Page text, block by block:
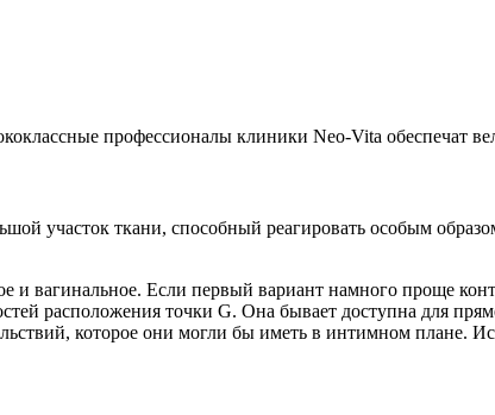
профессионалы клиники Neo-Vita обеспечат
участок ткани, способный реагировать особым
и вагинальное. Если первый вариант намного проще
расположения точки G. Она бывает доступна для
которое они могли бы иметь в интимном плане.